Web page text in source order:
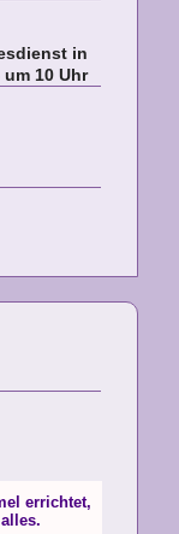
in
10 Uhr